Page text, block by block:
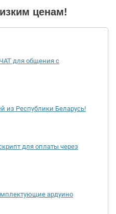
hard
6 875 руб.
ценам!
для общения с
из Республики Беларусь!
для оплаты через
ардуино